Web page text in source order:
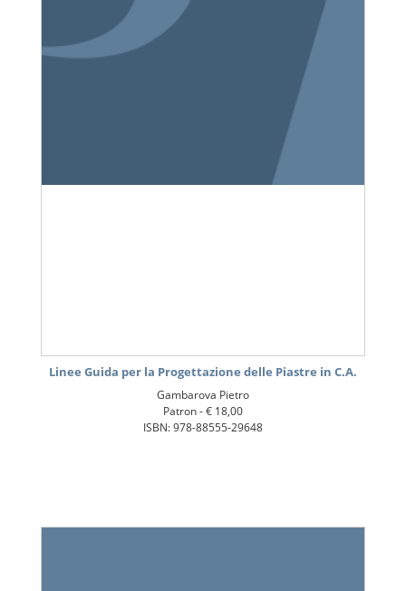
Linee Guida per la Progettazione delle Piastre in C.A.
Gambarova Pietro
Patron -€ 18,00
ISBN: 978-88555-29648